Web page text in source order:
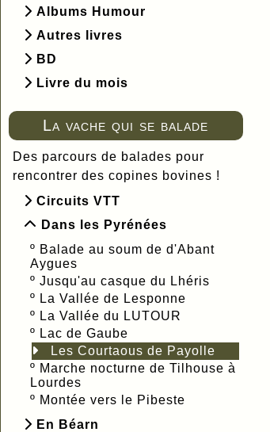
Albums Humour
Autres livres
BD
Livre du mois
La vache qui se balade
Des parcours de balades pour
rencontrer des copines bovines !
Circuits VTT
Dans les Pyrénées
º Balade au soum de d'Abant
Aygues
º Jusqu'au casque du Lhéris
º La Vallée de Lesponne
º La Vallée du LUTOUR
º Lac de Gaube
Les Courtaous de Payolle
º Marche nocturne de Tilhouse à
Lourdes
º Montée vers le Pibeste
En Béarn